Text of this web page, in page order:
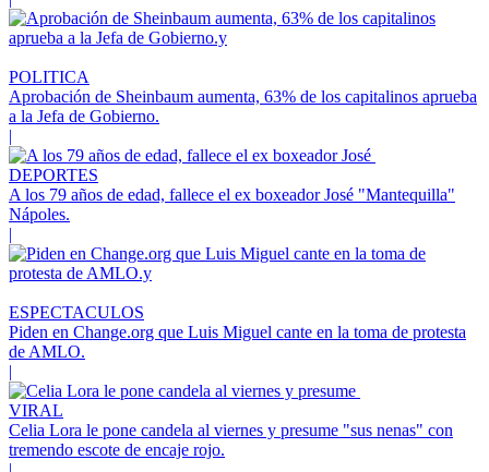
POLITICA
Aprobación de Sheinbaum aumenta, 63% de los capitalinos aprueba
a la Jefa de Gobierno.
|
DEPORTES
A los 79 años de edad, fallece el ex boxeador José "Mantequilla"
Nápoles.
|
ESPECTACULOS
Piden en Change.org que Luis Miguel cante en la toma de protesta
de AMLO.
|
VIRAL
Celia Lora le pone candela al viernes y presume "sus nenas" con
tremendo escote de encaje rojo.